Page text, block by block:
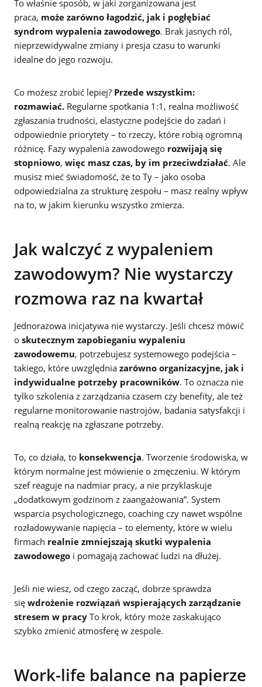
To właśnie sposób, w jaki zorganizowana jest
praca, może zarówno łagodzić, jak i pogłębiać
syndrom wypalenia zawodowego. Brak jasnych ról,
nieprzewidywalne zmiany i presja czasu to warunki
idealne do jego rozwoju.
Co możesz zrobić lepiej? Przede wszystkim:
rozmawiać. Regularne spotkania 1:1, realna możliwość
zgłaszania trudności, elastyczne podejście do zadań i
odpowiednie priorytety – to rzeczy, które robią ogromną
różnicę. Fazy wypalenia zawodowego rozwijają się
stopniowo, więc masz czas, by im przeciwdziałać. Ale
musisz mieć świadomość, że to Ty – jako osoba
odpowiedzialna za strukturę zespołu – masz realny wpływ
na to, w jakim kierunku wszystko zmierza.
Jak walczyć z wypaleniem
zawodowym? Nie wystarczy
rozmowa raz na kwartał
Jednorazowa inicjatywa nie wystarczy. Jeśli chcesz mówić
o skutecznym zapobieganiu wypaleniu
zawodowemu, potrzebujesz systemowego podejścia –
takiego, które uwzględnia zarówno organizacyjne, jak i
indywidualne potrzeby pracowników. To oznacza nie
tylko szkolenia z zarządzania czasem czy benefity, ale też
regularne monitorowanie nastrojów, badania satysfakcji i
realną reakcję na zgłaszane potrzeby.
To, co działa, to konsekwencja. Tworzenie środowiska, w
którym normalne jest mówienie o zmęczeniu. W którym
szef reaguje na nadmiar pracy, a nie przyklaskuje
„dodatkowym godzinom z zaangażowania”. System
wsparcia psychologicznego, coaching czy nawet wspólne
rozładowywanie napięcia – to elementy, które w wielu
firmach realnie zmniejszają skutki wypalenia
zawodowego i pomagają zachować ludzi na dłużej.
Jeśli nie wiesz, od czego zacząć, dobrze sprawdza
się wdrożenie rozwiązań wspierających zarządzanie
stresem w pracy To krok, który może zaskakująco
szybko zmienić atmosferę w zespole.
Work-life balance na papierze